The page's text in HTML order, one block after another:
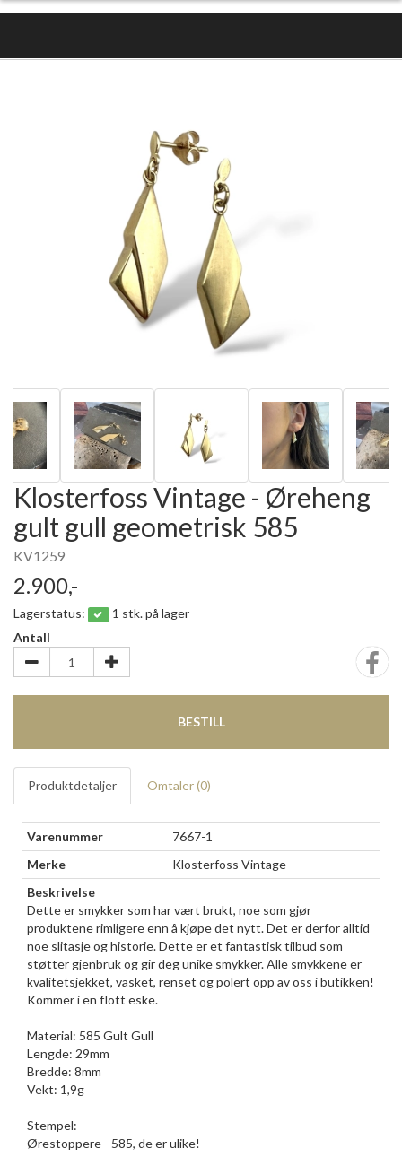
Klosterfoss Vintage - Øreheng
gult gull geometrisk 585
KV1259
2.900,-
Lagerstatus:
1 stk. på lager
Antall
BESTILL
Produktdetaljer Omtaler (0)
Varenummer
7667-1
Merke
Klosterfoss Vintage
Beskrivelse
Dette er smykker som har vært brukt, noe som gjør
produktene rimligere enn å kjøpe det nytt. Det er derfor alltid
noe slitasje og historie. Dette er et fantastisk tilbud som
støtter gjenbruk og gir deg unike smykker. Alle smykkene er
kvalitetsjekket, vasket, renset og polert opp av oss i butikken!
Kommer i en flott eske.
Material: 585 Gult Gull
Lengde: 29mm
Bredde: 8mm
Vekt: 1,9g
Stempel:
Ørestoppere - 585, de er ulike!